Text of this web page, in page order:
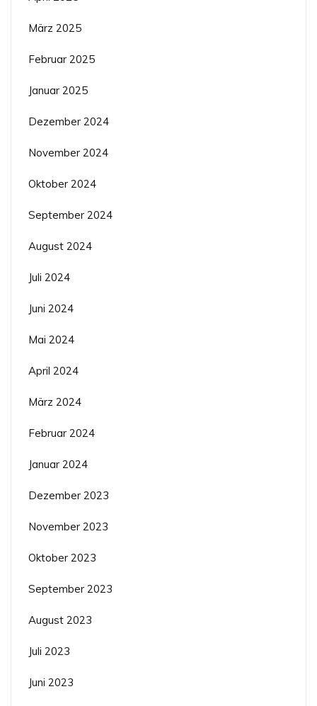
März 2025
Februar 2025
Januar 2025
Dezember 2024
November 2024
Oktober 2024
September 2024
August 2024
Juli 2024
Juni 2024
Mai 2024
April 2024
März 2024
Februar 2024
Januar 2024
Dezember 2023
November 2023
Oktober 2023
September 2023
August 2023
Juli 2023
Juni 2023